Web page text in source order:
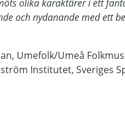
olika karaktärer i ett
och nydanande med ett
Umefolk/Umeå
Institutet, Sveriges